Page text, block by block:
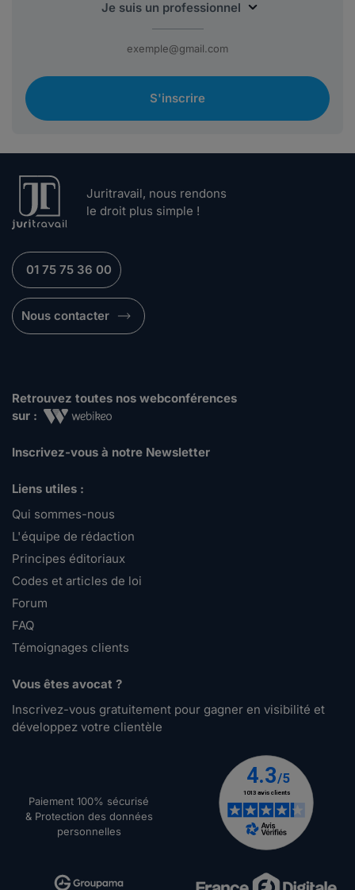
S'inscrire
Juritravail, nous rendons
le droit plus simple !
01 75 75 36 00
Nous contacter
Retrouvez toutes nos webconférences
sur :
Inscrivez-vous à notre Newsletter
Liens utiles :
Qui sommes-nous
L'équipe de rédaction
Principes éditoriaux
Codes et articles de loi
Forum
FAQ
Témoignages clients
Vous êtes avocat ?
Inscrivez-vous gratuitement pour gagner en visibilité et
développez votre clientèle
Paiement 100% sécurisé
& Protection des données
personnelles